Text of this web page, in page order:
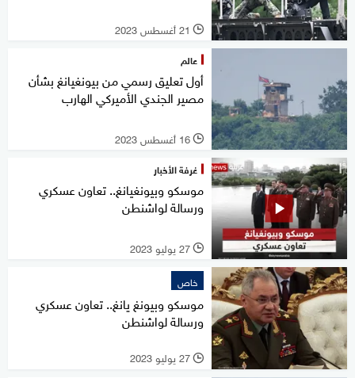
l 21 أغسطس 2023
عالم
أول تعليق رسمي من بيونغيانغ بشأن
مصير الجندي الأميركي الهارب
l 16 أغسطس 2023
غرفة الأخبار
موسكو وبيونغيانغ.. تعاون عسكري
ورسالة لواشنطن
l 27 يوليو 2023
خاص
موسكو وبيونغ يانغ.. تعاون عسكري
ورسالة لواشنطن
l 27 يوليو 2023